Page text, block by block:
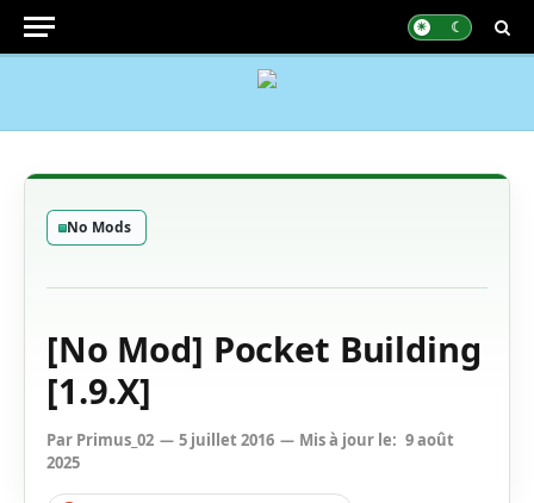
No Mods
[No Mod] Pocket Building
[1.9.X]
Par Primus_02 5 juillet 2016 Mis à jour le: 9 août
2025